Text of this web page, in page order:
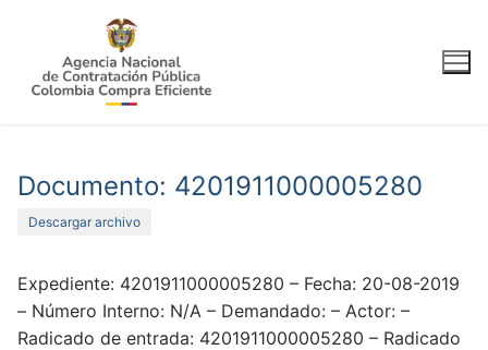
contenido
Documento: 4201911000005280
Descargar archivo
Expediente: 4201911000005280 – Fecha: 20-08-2019
– Número Interno: N/A – Demandado: – Actor: –
Radicado de entrada: 4201911000005280 – Radicado